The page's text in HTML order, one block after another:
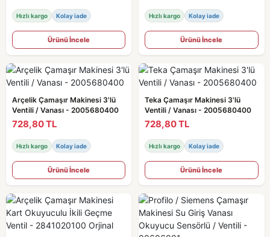
Hızlı kargo Kolay iade
Ürünü İncele
Hızlı kargo Kolay iade
Ürünü İncele
Arçelik Çamaşır Makinesi 3'lü
Ventili / Vanası - 2005680400
728,80 TL
Hızlı kargo Kolay iade
Ürünü İncele
Teka Çamaşır Makinesi 3'lü
Ventili / Vanası - 2005680400
728,80 TL
Hızlı kargo Kolay iade
Ürünü İncele